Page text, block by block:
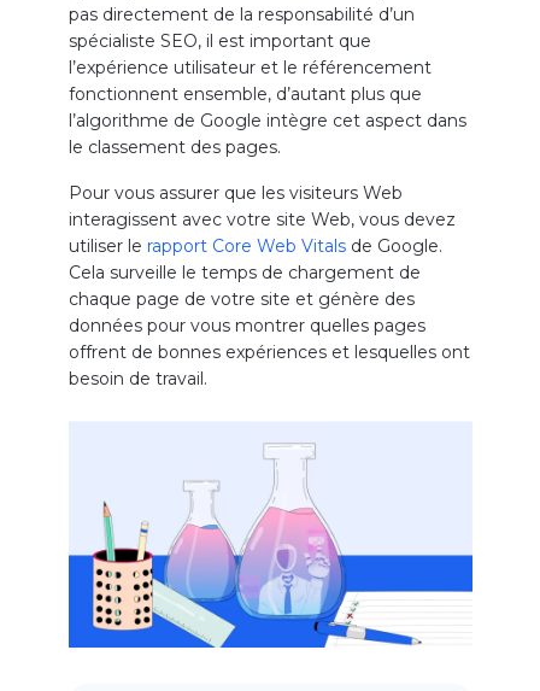
pas directement de la responsabilité d’un
spécialiste SEO, il est important que
l’expérience utilisateur et le référencement
fonctionnent ensemble, d’autant plus que
l’algorithme de Google intègre cet aspect dans
le classement des pages.
Pour vous assurer que les visiteurs Web
interagissent avec votre site Web, vous devez
utiliser le rapport Core Web Vitalsde Google.
Cela surveille le temps de chargement de
chaque page de votre site et génère des
données pour vous montrer quelles pages
offrent de bonnes expériences et lesquelles ont
besoin de travail.